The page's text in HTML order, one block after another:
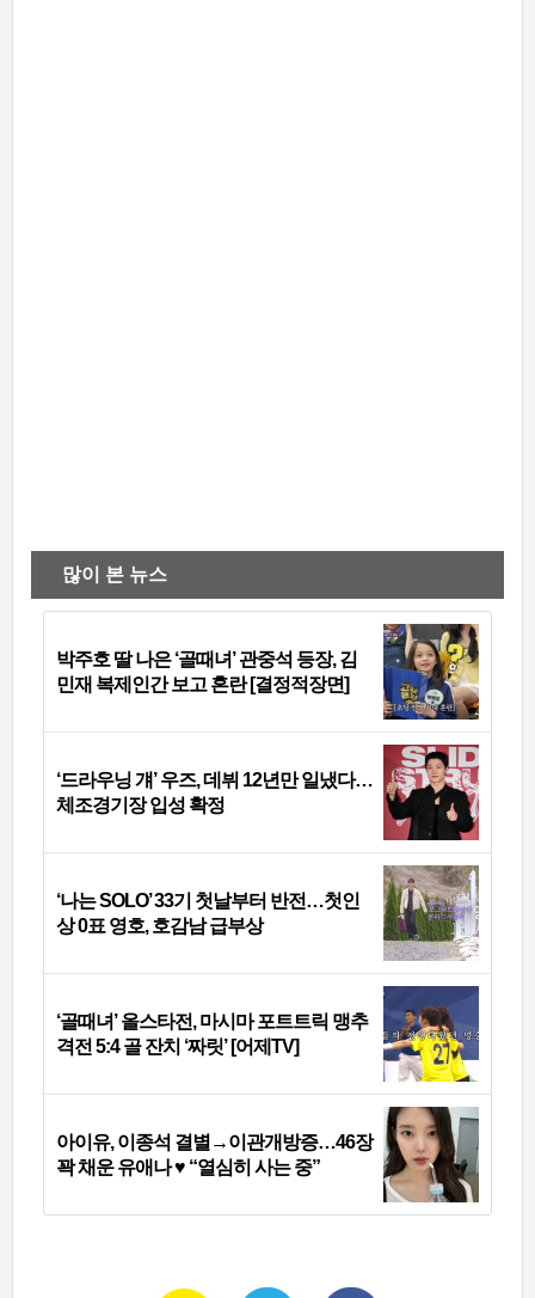
많이 본 뉴스
박주호 딸 나은 ‘골때녀’ 관중석 등장, 김
민재 복제인간 보고 혼란 [결정적장면]
‘드라우닝 걔’ 우즈, 데뷔 12년만 일냈다…
체조경기장 입성 확정
‘나는 SOLO’ 33기 첫날부터 반전…첫인
상 0표 영호, 호감남 급부상
‘골때녀’ 올스타전, 마시마 포트트릭 맹추
격전 5:4 골 잔치 ‘짜릿’ [어제TV]
아이유, 이종석 결별→이관개방증…46장
꽉 채운 유애나 ♥ “열심히 사는 중”